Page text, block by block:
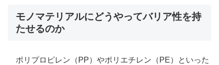
モノマテリアルにどうやってバリア性を持
たせるのか
ポリプロピレン（PP）やポリエチレン（PE）といった